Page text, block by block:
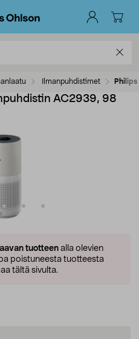
Ilmanpuhdistimet
AC2939, 98
tuotteenalla olevien
poistuneesta tuotteesta
tältä sivulta.